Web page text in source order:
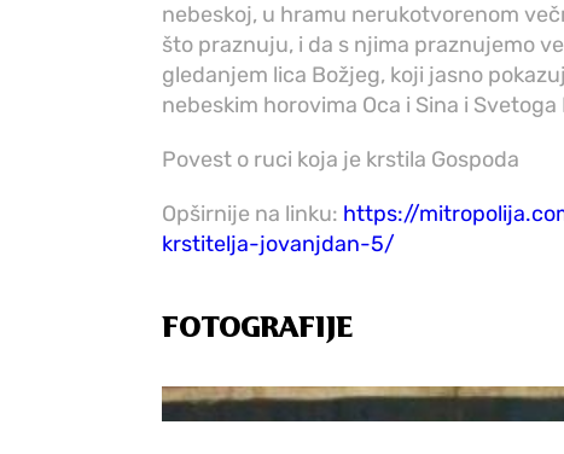
nebeskoj, u hramu nerukotvorenom
što praznuju, i da s njima praznujemo
gledanjem lica Božjeg, koji jasno
nebeskim horovima Oca i Sina i
Povest o ruci koja je krstila Gospoda
Opširnije na linku: https://
krstitelja-jovanjdan-5/
FOTOGRAFIJE